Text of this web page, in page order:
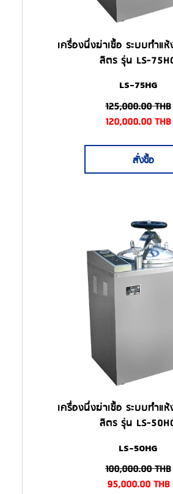
เครื่องนึ่งฆ่าเชื้อ ระบบทำแ
ลิตร รุ่น LS-
LS-75HG
125,000.00THB
120,000.00THB
สั่งซื้อ
เครื่องนึ่งฆ่าเชื้อ ระบบทำแ
ลิตร รุ่น LS-
LS-50HG
100,000.00THB
95,000.00THB